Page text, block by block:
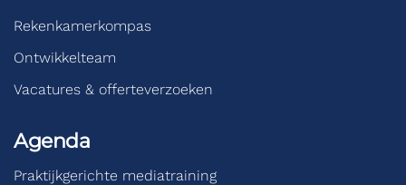
Rekenkamerkompas
Ontwikkelteam
Vacatures & offerteverzoeken
Agenda
Praktijkgerichte mediatraining